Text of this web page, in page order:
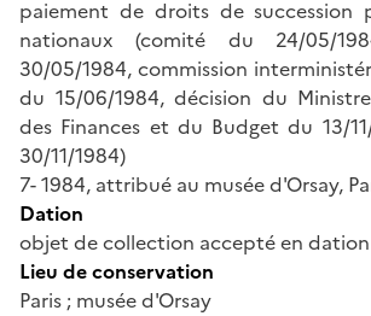
paiement de droits de succession
nationaux (comité du 24/05/
30/05/1984, commission
du 15/06/1984, décision du
des Finances et du Budget du 13/
30/11/1984)
7- 1984, attribué au musée d'Orsay,
Dation
objet de collection accepté en dation
Lieu de conservation
Paris ; musée d'Orsay